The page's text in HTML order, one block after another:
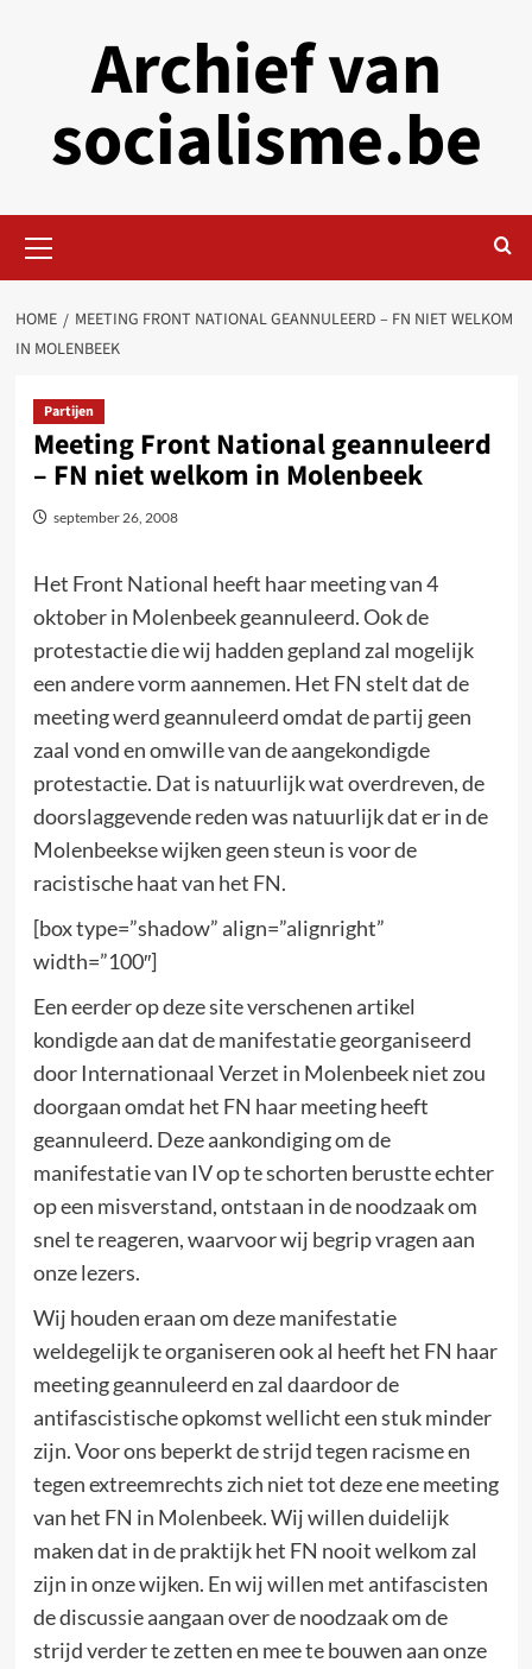
Archief van
socialisme.be
Menu
HOME
MEETING FRONT NATIONAL GEANNULEERD – FN NIET WELKOM
IN MOLENBEEK
Partijen
Meeting Front National geannuleerd
– FN niet welkom in Molenbeek
september 26, 2008
Het Front National heeft haar meeting van 4
oktober in Molenbeek geannuleerd. Ook de
protestactie die wij hadden gepland zal mogelijk
een andere vorm aannemen. Het FN stelt dat de
meeting werd geannuleerd omdat de partij geen
zaal vond en omwille van de aangekondigde
protestactie. Dat is natuurlijk wat overdreven, de
doorslaggevende reden was natuurlijk dat er in de
Molenbeekse wijken geen steun is voor de
racistische haat van het FN.
[box type=”shadow” align=”alignright”
width=”100″]
Een eerder op deze site verschenen artikel
kondigde aan dat de manifestatie georganiseerd
door Internationaal Verzet in Molenbeek niet zou
doorgaan omdat het FN haar meeting heeft
geannuleerd. Deze aankondiging om de
manifestatie van IV op te schorten berustte echter
op een misverstand, ontstaan in de noodzaak om
snel te reageren, waarvoor wij begrip vragen aan
onze lezers.
Wij houden eraan om deze manifestatie
weldegelijk te organiseren ook al heeft het FN haar
meeting geannuleerd en zal daardoor de
antifascistische opkomst wellicht een stuk minder
zijn. Voor ons beperkt de strijd tegen racisme en
tegen extreemrechts zich niet tot deze ene meeting
van het FN in Molenbeek. Wij willen duidelijk
maken dat in de praktijk het FN nooit welkom zal
zijn in onze wijken. En wij willen met antifascisten
de discussie aangaan over de noodzaak om de
strijd verder te zetten en mee te bouwen aan onze